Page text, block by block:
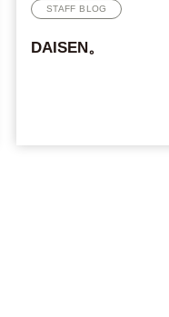
STAFF BLOG
DAISEN。